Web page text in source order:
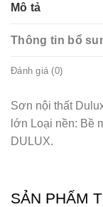
Mô tả
Thông tin bổ
Đánh giá (0)
Sơn nội thất
lớn Loại nền: Bề
DULUX.
SẢN PHẨM